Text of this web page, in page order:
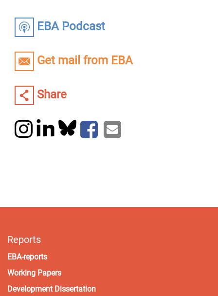
EBA Podcast
Get mail from EBA
Share
Reports
EBA-reports
Working Papers
Development Dissertation